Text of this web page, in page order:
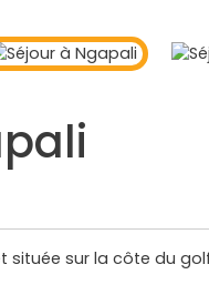
située sur la côte du